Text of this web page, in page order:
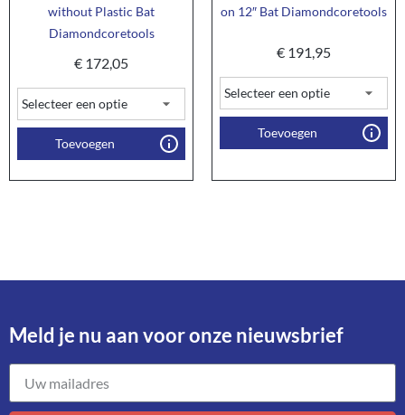
without Plastic Bat
Diamondcoretools
€ 172,05
Toevoegen
on 12″ Bat Diamondcoretools
€ 191,95
Toevoegen
Meld je nu aan voor onze nieuwsbrief​